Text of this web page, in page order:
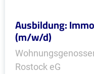
Ausbildung:
(m/w/d)
Rostock eG